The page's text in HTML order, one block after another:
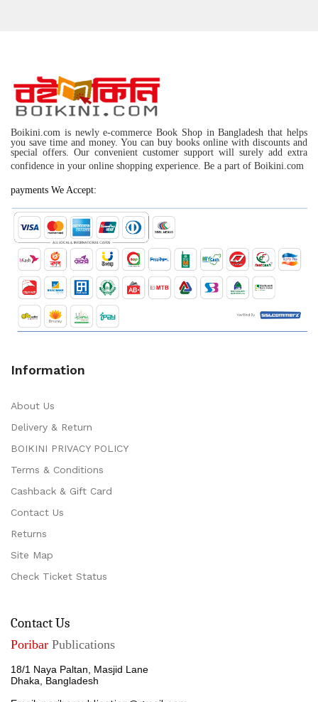
Boikini.com is newly e-commerce Book Shop in Bangladesh that helps
you save time and money. You can buy books online with discounts and
special offers. Our convenient customer support will surely add extra
confidence in your online shopping experience. Be a part of Boikini.com
payments We Accept:
Information
About Us
Delivery & Return
BOIKINI PRIVACY POLICY
Terms & Conditions
Cashback & Gift Card
Contact Us
Returns
Site Map
Check Ticket Status
Contact Us
Poribar Publications
18/1 Naya Paltan, Masjid Lane
Dhaka, Bangladesh